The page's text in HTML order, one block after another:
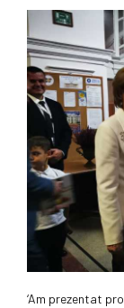
‘Am prezentat